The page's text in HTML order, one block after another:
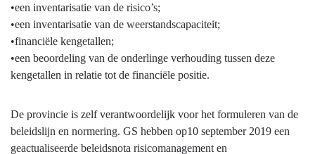
risicobeheersing
Beleidskaders
•een inventarisatie van de risico’s;
•een inventarisatie van de weerstandscapaciteit;
•financiële kengetallen;
•een beoordeling van de onderlinge verhouding tussen deze
kengetallen in relatie tot de financiële positie.
De provincie is zelf verantwoordelijk voor het formuleren van de
beleidslijn en normering. GS hebben op10 september 2019 een
geactualiseerde beleidsnota risicomanagement en